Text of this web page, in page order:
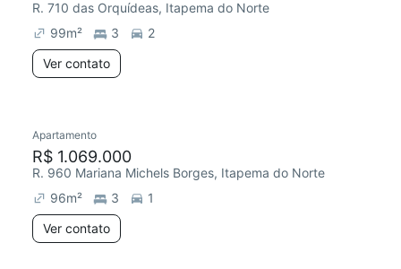
R. 710 das Orquídeas, Itapema do Norte
99m² 3
2
Ver contato
Apartamento
R$ 1.069.000
R. 960 Mariana Michels Borges, Itapema do Norte
96m² 3
1
Ver contato